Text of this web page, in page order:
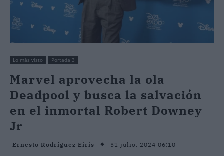
Lo más visto Portada 3
Marvel aprovecha la ola
Deadpool y busca la salvación
en el inmortal Robert Downey
Jr
Ernesto Rodríguez Eiris 31 julio, 2024 06:10